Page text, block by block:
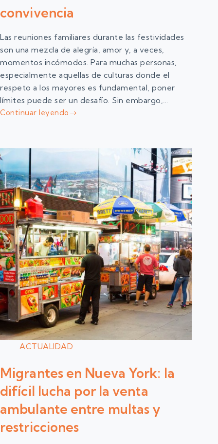
convivencia
Las reuniones familiares durante las festividades
son una mezcla de alegría, amor y, a veces,
momentos incómodos. Para muchas personas,
especialmente aquellas de culturas donde el
respeto a los mayores es fundamental, poner
límites puede ser un desafío. Sin embargo,…
Continuar leyendo
ACTUALIDAD
Migrantes en Nueva York: la
difícil lucha por la venta
ambulante entre multas y
restricciones